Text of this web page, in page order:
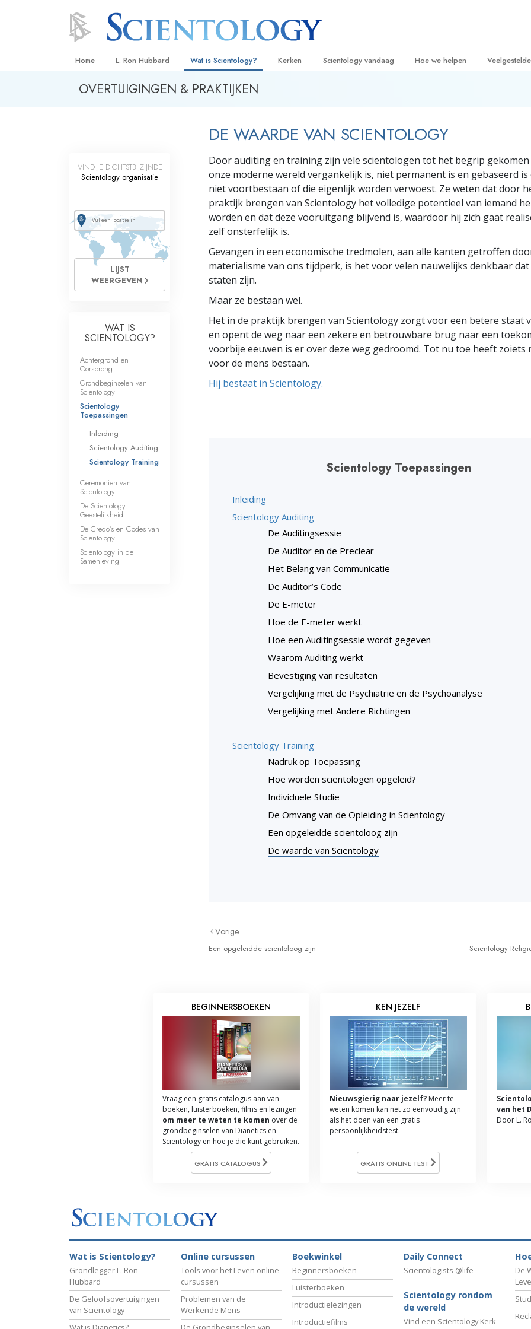
Home L. Ron Hubbard Wat is Scientology?
Overtuigingen & Praktijken
Wat scientologen zeggen over
Maak kennis met een scientoloog
Binnen in een Kerk
De Grondbeginselen van Scientology
Een Inleiding tot Dianetics
Liefde en Haat –
Wat is Grootheid?
Kerken
Hogere Organisaties
Flag Land Base
Freewinds
Scientology beschikbaar maken voor de
hele wereld
Scientology vandaag
David Miscavige – Kerkelijk Leider van
Hoe we helpen
Criminon
Narconon
De Feiten over Drugs
United for Human Rights
Scientology Volunteer Ministers
OVERTUIGINGEN & PRAKTIJKEN
DE WAARDE VAN SCIENTOLOGY
Door auditing en training zijn vele scientologen tot het begrip gekomen
onze moderne wereld vergankelijk is, niet permanent is en gebaseerd is
niet voortbestaan of die eigenlijk worden verwoest. Ze weten dat door
praktijk brengen van Scientology het volledige potentieel van iemand
worden en dat deze vooruitgang blijvend is, waardoor hij zich gaat
zelf onsterfelijk is.
Gevangen in een economische tredmolen, aan alle kanten getroffen
materialisme van ons tijdperk, is het voor velen nauwelijks denkbaar
staten zijn.
Maar ze bestaan wel.
Het in de praktijk brengen van Scientology zorgt voor een betere staat
en opent de weg naar een zekere en betrouwbare brug naar een
voorbije eeuwen is er over deze weg gedroomd. Tot nu toe heeft zoiets
voor de mens bestaan.
Hij bestaat in Scientology.
Scientology Toepassingen
Inleiding
Scientology Auditing
De Auditingsessie
De Auditor en de Preclear
Het Belang van Communicatie
De Auditor’s Code
De E-meter
Hoe de E-meter werkt
Hoe een Auditingsessie wordt gegeven
Waarom Auditing werkt
Bevestiging van resultaten
Vergelijking met de Psychiatrie en de Psychoanalyse
Vergelijking met Andere Richtingen
Scientology Training
Nadruk op Toepassing
Hoe worden scientologen opgeleid?
Individuele Studie
De Omvang van de Opleiding in Scientology
Een opgeleidde scientoloog zijn
De waarde van Scientology
Vorige
Een opgeleidde scientoloog zijn Scientology
VIND JE DICHTSTBIJZIJNDE
Scientology organisatie
LIJST
WEERGEVEN
WAT IS
SCIENTOLOGY?
Achtergrond en
Oorsprong
Grondbeginselen van
Scientology
Scientology
Toepassingen
Inleiding
Scientology Auditing
Scientology Training
Ceremoniën van
Scientology
De Scientology
Geestelijkheid
De Credo’s en Codes van
Scientology
Scientology in de
Samenleving
BEGINNERSBOEKEN
Vraag een gratis catalogus aan van
boeken, luisterboeken, films en lezingen
om meer te weten te komen over de
grondbeginselen van Dianetics en
Scientology en hoe je die kunt gebruiken.
GRATIS CATALOGUS
KEN JEZELF
Nieuwsgierig naar jezelf?Meer te
weten komen kan net zo eenvoudig zijn
als het doen van een gratis
persoonlijkheidstest.
GRATIS ONLINE TEST
van het
Door L.
Wat is Scientology?
Grondlegger L. Ron
Hubbard
De Geloofsovertuigingen
van Scientology
Online cursussen
Tools voor het Leven online
cursussen
Problemen van de
Werkende Mens
Boekwinkel
Beginnersboeken
Luisterboeken
Introductielezingen
Introductiefilms
Daily Connect
Scientologists @life
Scientology rondom
de wereld
Vind een Scientology Kerk
De